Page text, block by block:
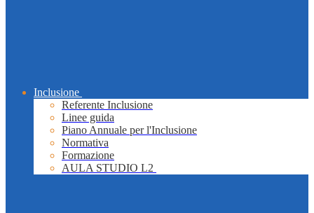
Inclusione
Referente Inclusione
Linee guida
Piano Annuale per l'Inclusione
Normativa
Formazione
AULA STUDIO L2